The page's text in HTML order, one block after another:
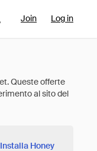
Join Log in
Installa Honey